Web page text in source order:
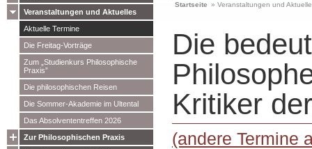
Veranstaltungen und Aktuelles
Aktuelle Termine
Die Freitag-Vorträge
Zum „Studienkurs Philosophische
Praxis”
Die philosophischen Reisen
Die Sommer-Akademie im Ultental
Das Absolvententreffen 2026
Zur Philosophischen Praxis
Startseite » Veranstaltungen und
Die
Kritiker
(andere Termine